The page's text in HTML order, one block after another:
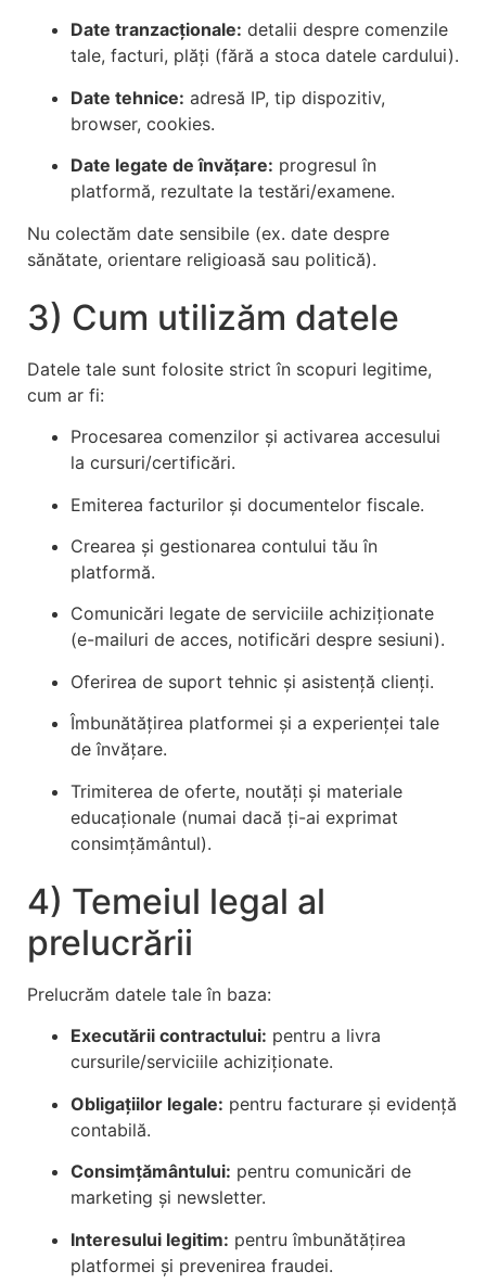
Date tranzacționale: detalii despre comenzile
tale, facturi, plăți (fără a stoca datele cardului).
Date tehnice: adresă IP, tip dispozitiv,
browser, cookies.
Date legate de învățare: progresul în
platformă, rezultate la testări/examene.
Nu colectăm date sensibile (ex. date despre
sănătate, orientare religioasă sau politică).
3) Cum utilizăm datele
Datele tale sunt folosite strict în scopuri legitime,
cum ar fi:
Procesarea comenzilor și activarea accesului
la cursuri/certificări.
Emiterea facturilor și documentelor fiscale.
Crearea și gestionarea contului tău în
platformă.
Comunicări legate de serviciile achiziționate
(e-mailuri de acces, notificări despre sesiuni).
Oferirea de suport tehnic și asistență clienți.
Îmbunătățirea platformei și a experienței tale
de învățare.
Trimiterea de oferte, noutăți și materiale
educaționale (numai dacă ți-ai exprimat
consimțământul).
4) Temeiul legal al
prelucrării
Prelucrăm datele tale în baza:
Executării contractului: pentru a livra
cursurile/serviciile achiziționate.
Obligațiilor legale: pentru facturare și evidență
contabilă.
Consimțământului: pentru comunicări de
marketing și newsletter.
Interesului legitim: pentru îmbunătățirea
platformei și prevenirea fraudei.